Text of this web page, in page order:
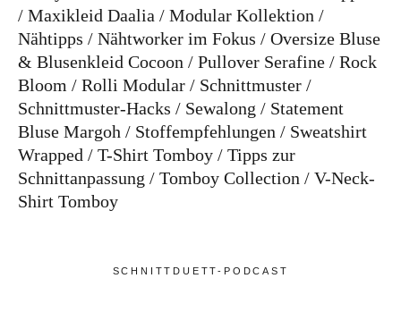
Maxikleid Daalia
Modular Kollektion
Nähtipps
Nähtworker im Fokus
Oversize Bluse
& Blusenkleid Cocoon
Pullover Serafine
Rock
Bloom
Rolli Modular
Schnittmuster
Schnittmuster-Hacks
Sewalong
Statement
Bluse Margoh
Stoffempfehlungen
Sweatshirt
Wrapped
T-Shirt Tomboy
Tipps zur
Schnittanpassung
Tomboy Collection
V-Neck-
Shirt Tomboy
SCHNITTDUETT-PODCAST